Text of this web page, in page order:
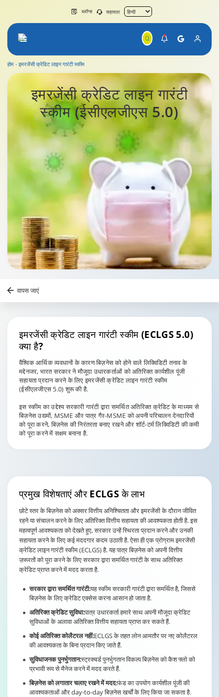
ब्लॉग्स सहायता
होम इमरजेंसी क्रेडिट लाइन गारंटी स्कीम
इमरजेंसी क्रेडिट लाइन गारंटी
स्कीम(ईसीएलजीएस 5.0)
इमरजेंसी क्रेडिट लाइन गारंटी स्कीम
वापस जाएं
इमरजेंसी क्रेडिटलाइन गारंटी स्कीम (ECLGS 5.0)
क्या है?
वैश्विक आर्थिक व्यवधानों के कारण बिज़नेस को होने वाले लिक्विडिटी तनाव के
मद्देनजर, भारत सरकार ने मौजूदा उधारकर्ताओं को अतिरिक्त कार्यशील पूंजी
सहायता प्रदान करने के लिए इमरजेंसी क्रेडिट लाइन गारंटी स्कीम
(ईसीएलजीएस 5.0) शुरू की है.
इस स्कीम का उद्देश्य सरकारी गारंटी द्वारा समर्थित अतिरिक्त क्रेडिट के माध्यम से
बिज़नेस उद्यमों, MSME और पात्र गैर-MSME को अपनी परिचालन देनदारियों
को पूरा करने, बिज़नेस की निरंतरता बनाए रखने और शॉर्ट-टर्म लिक्विडिटी की कमी
को पूरा करने में सक्षम बनाना है.
प्रमुख विशेषताएं औरECLGS के लाभ
छोटे स्तर के बिज़नेस को अक्सर वित्तीय अनिश्चितता और इमरजेंसी के दौरान जीवित
रहने या संचालन करने के लिए अतिरिक्त वित्तीय सहायता की आवश्यकता होती है. इस
महत्वपूर्ण आवश्यकता को देखते हुए, सरकार उन्हें स्थिरता प्रदान करने और उनकी
सहायता करने के लिए कई मददगार कदम उठाती है. ऐसा ही एक प्रोग्राम इमरजेंसी
क्रेडिट लाइन गारंटी स्कीम (ECLGS) है. यह पात्र बिज़नेस को अपनी वित्तीय
ज़रूरतों को पूरा करने के लिए सरकार द्वारा समर्थित गारंटी के साथ अतिरिक्त
क्रेडिट प्राप्त करने में मदद करता है.
सरकार द्वारा समर्थित गारंटी:यह स्कीम सरकारी गारंटी द्वारा समर्थित है, जिससे
बिज़नेस के लिए क्रेडिट एक्सेस करना आसान हो जाता है.
अतिरिक्त क्रेडिट सुविधा:पात्र उधारकर्ता हमारे साथ अपनी मौजूदा क्रेडिट
सुविधाओं के अलावा अतिरिक्त वित्तीय सहायता प्राप्त कर सकते हैं.
कोई अतिरिक्त कोलैटरल नहीं:ECLGS के तहत लोन आमतौर पर नए कोलैटरल
की आवश्यकता के बिना प्रदान किए जाते हैं.
सुविधाजनक पुनर्भुगतान:स्ट्रक्चर्ड पुनर्भुगतान विकल्प बिज़नेस को कैश फ्लो को
प्रभावी रूप से मैनेज करने में मदद करते हैं.
बिज़नेस को लगातार चलाए रखने में मदद:फंड का उपयोग कार्यशील पूंजी की
आवश्यकताओं और day-to-day बिज़नेस खर्चों के लिए किया जा सकता है.